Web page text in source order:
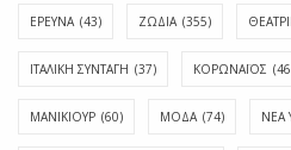
ΕΡΕΥΝΑ (43) ΖΩΔΙΑ (355)
ΙΤΑΛΙΚΗ ΣΥΝΤΑΓΗ (37) ΚΟΡΩΝΑΪΟΣ
ΜΑΝΙΚΙΟΥΡ (60) ΜΟΔΑ (74) ΝΕΑ